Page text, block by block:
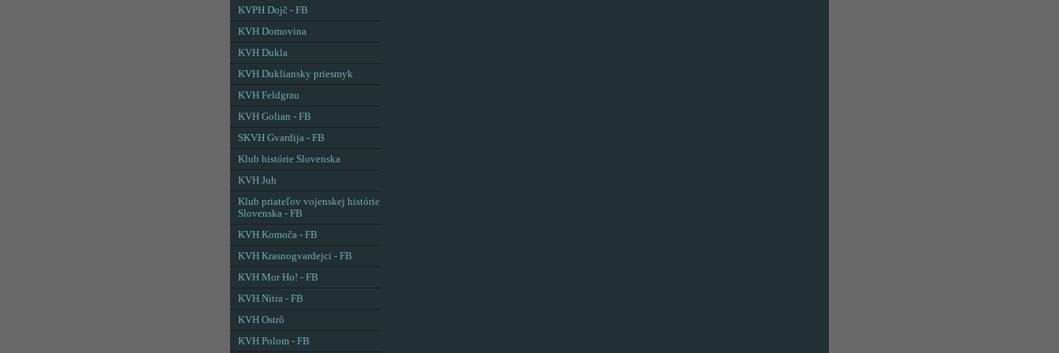
KVPH Dojč - FB
KVH Domovina
KVH Dukla
KVH Dukliansky priesmyk
KVH Feldgrau
KVH Golian - FB
SKVH Gvardija - FB
Klub histórie Slovenska
KVH Juh
Klub priateľov vojenskej histórie
Slovenska - FB
KVH Komoča - FB
KVH Krasnogvardejci - FB
KVH Mor Ho! - FB
KVH Nitra - FB
KVH Ostrô
KVH Polom - FB